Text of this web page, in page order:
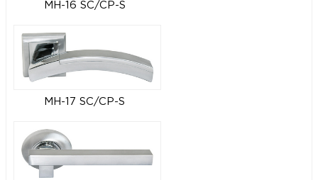
MH-16 SC/CP-S
MH-17 SC/CP-S